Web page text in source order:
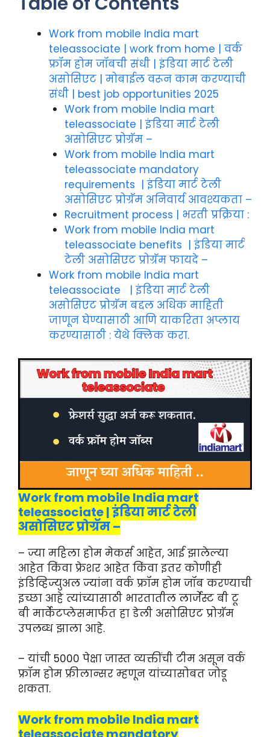
Work from mobile India mart
teleassociate | work from home | वर्क
फ्रॉम होम जॉबची संधी | इंडिया मार्ट टेली
असोसिएट | मोबाईल वरून काम करण्याची
संधी | best job opportunities 2025
Work from mobile India mart
teleassociate | इंडिया मार्ट टेली
असोसिएट प्रोग्रॅम –
Work from mobile India mart
teleassociate mandatory
requirements | इंडिया मार्ट टेली
असोसिएट प्रोग्रॅम अनिवार्य आवश्यकता –
Recruitment process | भरती प्रक्रिया :
Work from mobile India mart
teleassociate benefits | इंडिया मार्ट
टेली असोसिएट प्रोग्रॅम फायदे –
Work from mobile India mart
teleassociate | इंडिया मार्ट टेली
असोसिएट प्रोग्रॅम बद्दल अधिक माहिती
जाणून घेण्यासाठी आणि याकरिता अप्लाय
करण्यासाठी : येथे क्लिक करा.
Work from mobile India mart
teleassociate | इंडिया मार्ट टेली
असोसिएट प्रोग्रॅम –
– ज्या महिला होम मेकर्स आहेत, आई झालेल्या
आहेत किंवा फ्रेशर आहेत किंवा इतर कोणीही
इंडिव्हिज्युअल ज्यांना वर्क फ्रॉम होम जॉब करण्याची
इच्छा आहे त्यांच्यासाठी भारतातील लार्जेस्ट बी टू
बी मार्केटप्लेसमार्फत हा डेली असोसिएट प्रोग्रॅम
उपलब्ध झाला आहे.
– यांची 5000 पेक्षा जास्त व्यक्तींची टीम असून वर्क
फ्रॉम होम फ्रीलान्सर म्हणून यांच्यासोबत जोडू
शकता.
Work from mobile India mart